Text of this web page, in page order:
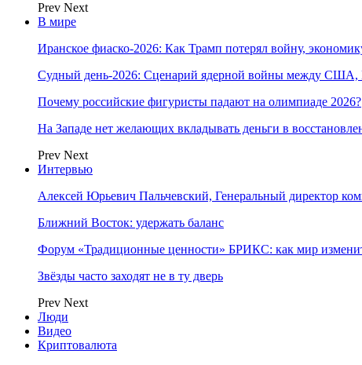
Prev Next
В мире
Иранское фиаско-2026: Как Трамп потерял войну,
Судный день-2026: Сценарий ядерной войны между США,
Почему российские фигуристы падают на олимпиаде 2026?
На Западе нет желающих вкладывать деньги в
Prev Next
Интервью
Алексей Юрьевич Пальчевский, Генеральный директор
Ближний Восток: удержать баланс
Форум «Традиционные ценности» БРИКС: как мир
Звёзды часто заходят не в ту дверь
Prev Next
Люди
Видео
Криптовалюта